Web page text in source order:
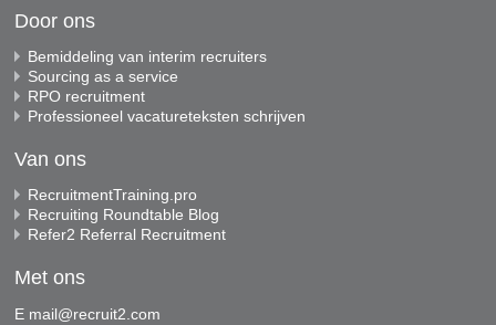
Door ons
Bemiddeling van interim recruiters
Sourcing as a service
RPO recruitment
Professioneel vacatureteksten schrijven
Van ons
RecruitmentTraining.pro
Recruiting Roundtable Blog
Refer2 Referral Recruitment
Met ons
E mail@recruit2.com